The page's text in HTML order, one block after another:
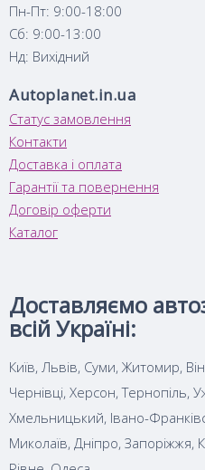
Пн-Пт: 9:00-18:00
Сб: 9:00-13:00
Нд: Вихідний
Autoplanet.in.ua
Статус замовлення
Контакти
Доставка і оплата
Гарантії та повернення
Договір оферти
Каталог
Доставляємо
всій Україні:
Київ, Львів, Суми, Житомир,
Чернівці, Херсон, Тернопіль,
Хмельницький, Івано-
Миколаїв, Дніпро, Запоріжжя,